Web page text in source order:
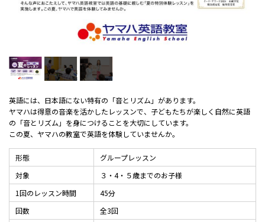
英語には、日本語にない特有の「音とリズム」があります。
ヤマハは得意の音楽を活かしたレッスンで、子どもたちが楽しく自然に英語
の「音とリズム」を身につけることを大切にしています。
この夏、ヤマハの教室で英語を体験していませんか。
形態
グループレッスン
対象
３・4・５歳までのお子様
1回のレッスン時間
45分
回数
全3回